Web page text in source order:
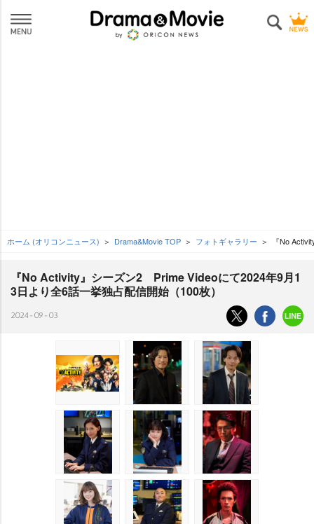
ホーム (オリコンニュース) Drama&Movie TOP フォトギャラリー 『No
『No Activity』シーズン2 Prime Videoにて2024年9月1
3日より全6話一挙独占配信開始（100枚）
2024-09-03